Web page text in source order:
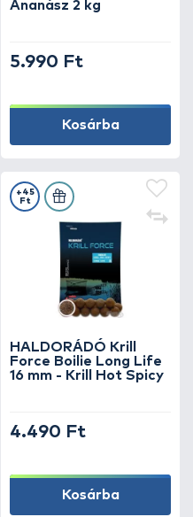
amely akár a
Ananász 2 kg
5.990 Ft
Kosárba
HALDORÁDÓ Krill
Force Boilie Long Life
16 mm - Krill Hot Spicy
+45
Ft
4.490 Ft
Kosárba